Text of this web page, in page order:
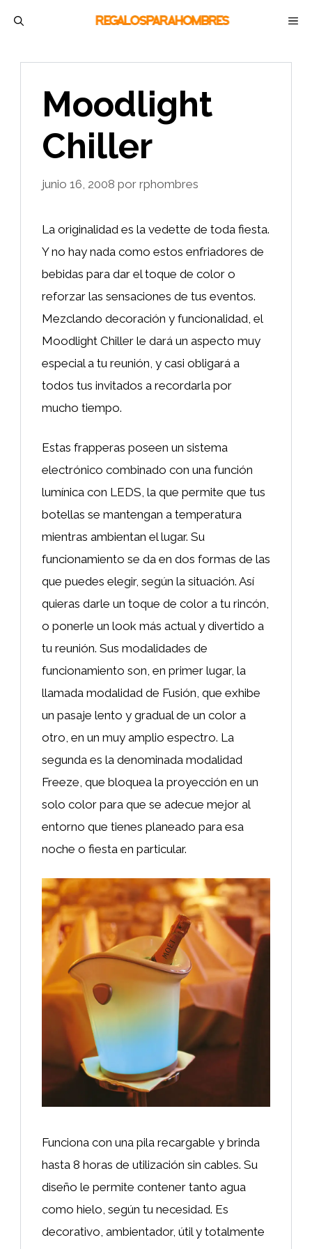
Moodlight
Chiller
junio 16, 2008 por rphombres
La originalidad es la vedette de toda fiesta.
Y no hay nada como estos enfriadores de
bebidas para dar el toque de color o
reforzar las sensaciones de tus eventos.
Mezclando decoración y funcionalidad, el
Moodlight Chiller le dará un aspecto muy
especial a tu reunión, y casi obligará a
todos tus invitados a recordarla por
mucho tiempo.
Estas frapperas poseen un sistema
electrónico combinado con una función
lumínica con LEDS, la que permite que tus
botellas se mantengan a temperatura
mientras ambientan el lugar. Su
funcionamiento se da en dos formas de las
que puedes elegir, según la situación. Así
quieras darle un toque de color a tu rincón,
o ponerle un look más actual y divertido a
tu reunión. Sus modalidades de
funcionamiento son, en primer lugar, la
llamada modalidad de Fusión, que exhibe
un pasaje lento y gradual de un color a
otro, en un muy amplio espectro. La
segunda es la denominada modalidad
Freeze, que bloquea la proyección en un
solo color para que se adecue mejor al
entorno que tienes planeado para esa
noche o fiesta en particular.
Funciona con una pila recargable y brinda
hasta 8 horas de utilización sin cables. Su
diseño le permite contener tanto agua
como hielo, según tu necesidad. Es
decorativo, ambientador, útil y totalmente